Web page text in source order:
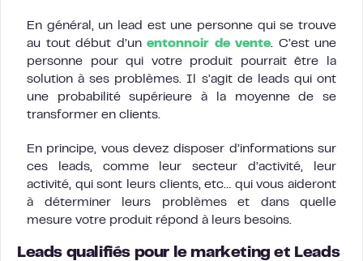
En général, un lead est une personne qui se trouve
au tout début d’un entonnoir de vente. C’est une
personne pour qui votre produit pourrait être la
solution à ses problèmes. Il s’agit de leads qui ont
une probabilité supérieure à la moyenne de se
transformer en clients.
En principe, vous devez disposer d’informations sur
ces leads, comme leur secteur d’activité, leur
activité, qui sont leurs clients, etc… qui vous aideront
à déterminer leurs problèmes et dans quelle
mesure votre produit répond à leurs besoins.
Leads qualifiés pour le marketing et Leads